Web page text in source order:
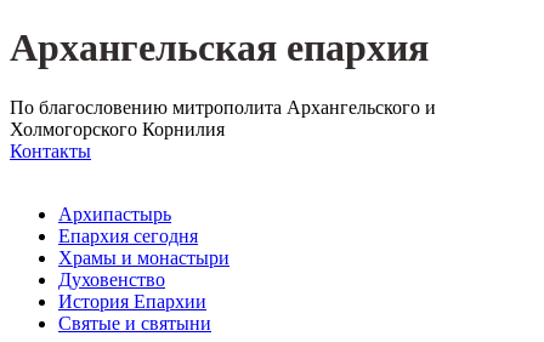
Архангельская епархия
По благословению митрополита Архангельского и
Холмогорского Корнилия
Контакты
Архипастырь
Епархия сегодня
Храмы и монастыри
Духовенство
История Епархии
Святые и святыни